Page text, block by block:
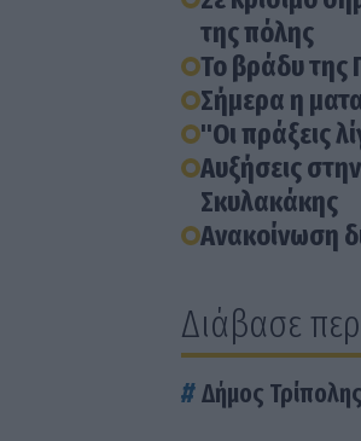
της πόλης
Το βράδυ της
Σήμερα η
"Οι πράξεις
Αυξήσεις
Σκυλακάκης
Ανακοίνωση
Διάβασε
Δήμος Τρίπολης